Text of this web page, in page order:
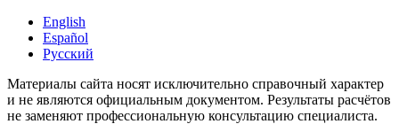
English
Español
Русский
Материалы сайта носят исключительно справочный характер
и не являются официальным документом. Результаты расчётов
не заменяют профессиональную консультацию специалиста.